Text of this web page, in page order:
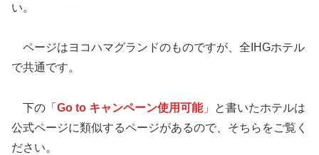
い。
ページはヨコハマグランドのものですが、全IHGホテル
で共通です。
下の「 Go to キャンペーン使用可能」と書いたホテルは
公式ページに類似するページがあるので、そちらをご覧く
ださい。